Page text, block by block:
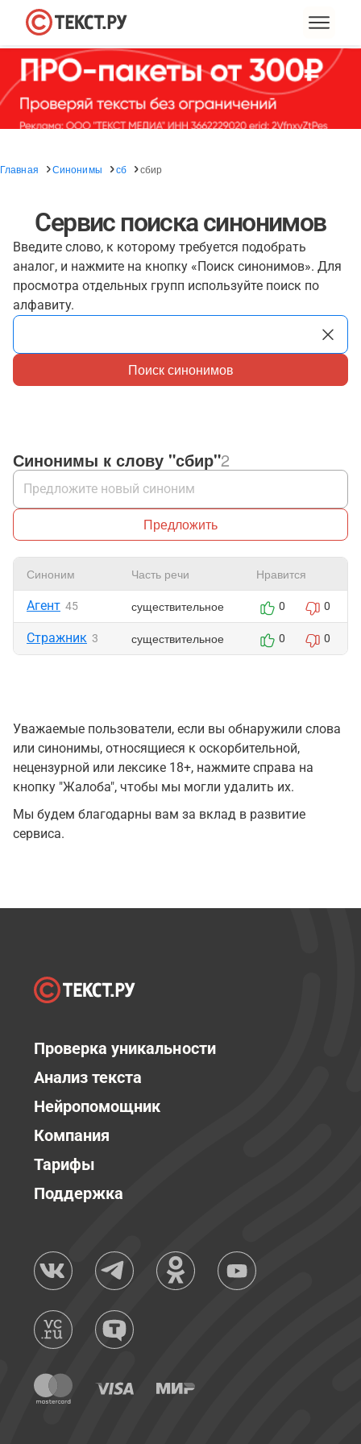
Главная Синонимы сб сбир
Сервис поиска синонимов
Введите слово, к которому требуется подобрать
аналог, и нажмите на кнопку «Поиск синонимов». Для
просмотра отдельных групп используйте поиск по
алфавиту.
Поиск синонимов
Синонимы к слову "сбир"2
Предложить
Синоним Часть речи Нравится
Агент 45 существительное 0 0
Стражник 3 существительное 0 0
Уважаемые пользователи, если вы обнаружили слова
или синонимы, относящиеся к оскорбительной,
нецензурной или лексике 18+, нажмите справа на
кнопку "Жалоба", чтобы мы могли удалить их.
Мы будем благодарны вам за вклад в развитие
сервиса.
Проверка уникальности
Анализ текста
Нейропомощник
Компания
Тарифы
Поддержка